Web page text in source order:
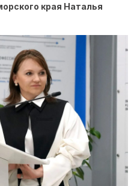
края Наталья